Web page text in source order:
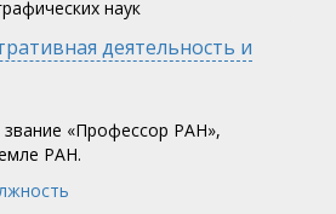
наук
деятельность и
звание «Профессор РАН»,
РАН.